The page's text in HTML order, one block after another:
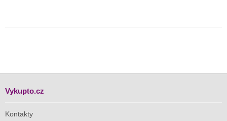
Vykupto.cz
Kontakty